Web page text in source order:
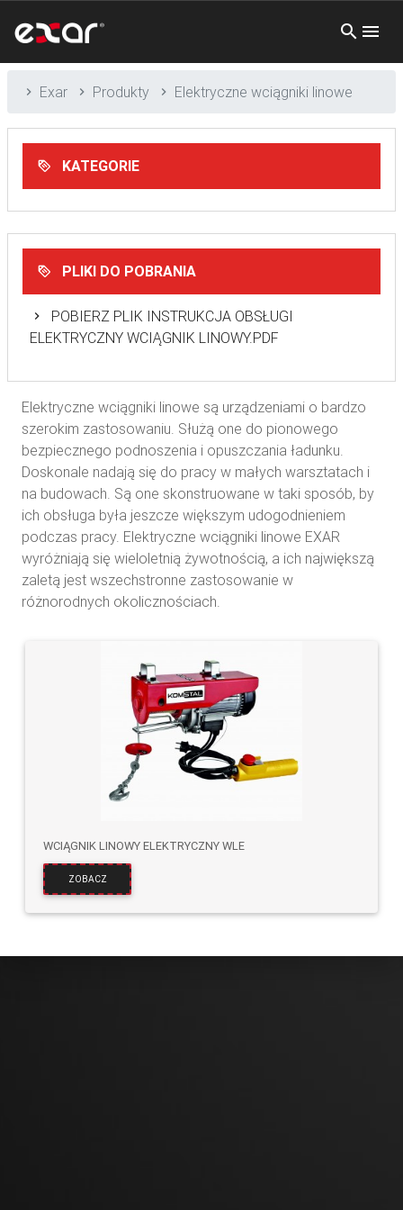
Exar Produkty Elektryczne wciągniki linowe
KATEGORIE
PLIKI DO POBRANIA
POBIERZ PLIK INSTRUKCJA OBSŁUGI
ELEKTRYCZNY WCIĄGNIK LINOWY.PDF
Elektryczne wciągniki linowe są urządzeniami o bardzo
szerokim zastosowaniu. Służą one do pionowego
bezpiecznego podnoszenia i opuszczania ładunku.
Doskonale nadają się do pracy w małych warsztatach i
na budowach. Są one skonstruowane w taki sposób, by
ich obsługa była jeszcze większym udogodnieniem
podczas pracy. Elektryczne wciągniki linowe EXAR
wyróżniają się wieloletnią żywotnością, a ich największą
zaletą jest wszechstronne zastosowanie w
różnorodnych okolicznościach.
WCIĄGNIK LINOWY ELEKTRYCZNY WLE
ZOBACZ